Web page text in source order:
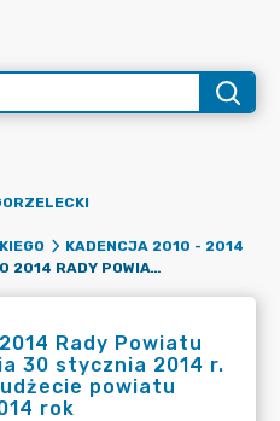
KADENCJA 2010 - 2014
UCHWAŁA NR XLV 320 2014 RADY POWIATU ZGORZELECKIEGO Z DNIA 30 STYCZNIA 2014 R. W SPRAWIE ZMIAN W BUDŻECIE POWIATU ZGORZELECKIEGO NA 2014 ROK
Rady Powiatu
30 stycznia 2014 r.
powiatu
rok